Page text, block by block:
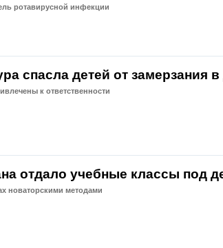
ротавирусной инфекции
спасла детей от замерзания
к ответственности
отдало учебные классы под
новаторскими методами